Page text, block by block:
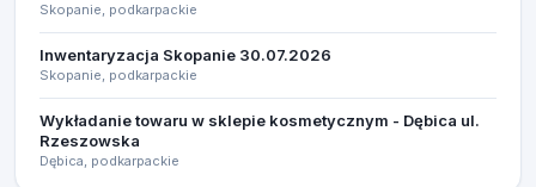
Skopanie, podkarpackie
Inwentaryzacja Skopanie 30.07.2026
Skopanie, podkarpackie
Wykładanie towaru w sklepie kosmetycznym - Dębica ul.
Rzeszowska
Dębica, podkarpackie